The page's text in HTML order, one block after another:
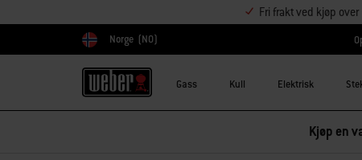
Fri frakt ved kjøp
Velg land
Norge (NO)
Gass Kull Elektrisk
Kjøp en